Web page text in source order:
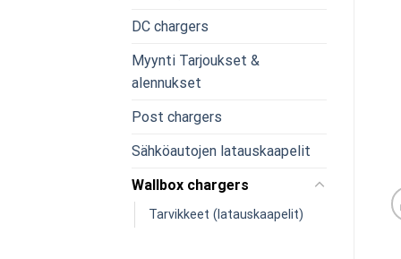
DC chargers
Myynti Tarjoukset &
alennukset
Post chargers
Sähköautojen latauskaapelit
Wallbox chargers
Tarvikkeet (latauskaapelit)